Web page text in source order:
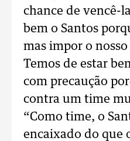
chance de vencê-
bem o Santos
mas impor o
Temos de estar
com precaução
contra um time
“Como time, o
encaixado do que